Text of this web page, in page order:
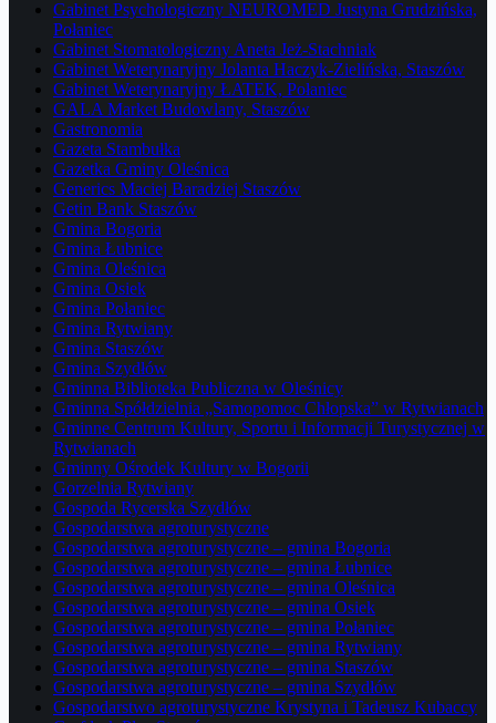
Gabinet Psychologiczny NEUROMED Justyna Grudzińska,
Połaniec
Gabinet Stomatologiczny Aneta Jeż-Stachniak
Gabinet Weterynaryjny Jolanta Haczyk-Zielińska, Staszów
Gabinet Weterynaryjny ŁATEK, Połaniec
GALA Market Budowlany, Staszów
Gastronomia
Gazeta Stambułka
Gazetka Gminy Oleśnica
Generics Maciej Baradziej Staszów
Getin Bank Staszów
Gmina Bogoria
Gmina Łubnice
Gmina Oleśnica
Gmina Osiek
Gmina Połaniec
Gmina Rytwiany
Gmina Staszów
Gmina Szydłów
Gminna Biblioteka Publiczna w Oleśnicy
Gminna Spółdzielnia „Samopomoc Chłopska” w Rytwianach
Gminne Centrum Kultury, Sportu i Informacji Turystycznej w
Rytwianach
Gminny Ośrodek Kultury w Bogorii
Gorzelnia Rytwiany
Gospoda Rycerska Szydłów
Gospodarstwa agroturystyczne
Gospodarstwa agroturystyczne – gmina Bogoria
Gospodarstwa agroturystyczne – gmina Łubnice
Gospodarstwa agroturystyczne – gmina Oleśnica
Gospodarstwa agroturystyczne – gmina Osiek
Gospodarstwa agroturystyczne – gmina Połaniec
Gospodarstwa agroturystyczne – gmina Rytwiany
Gospodarstwa agroturystyczne – gmina Staszów
Gospodarstwa agroturystyczne – gmina Szydłów
Gospodarstwo agroturystyczne Krystyna i Tadeusz Kubaccy